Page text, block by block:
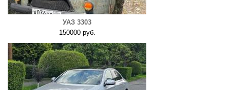
УАЗ 3303
150000 руб.